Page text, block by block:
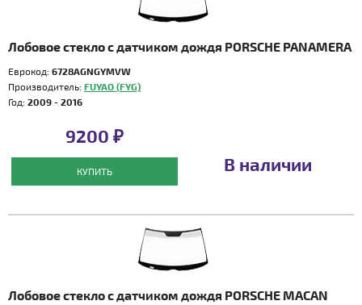
Лобовое стекло с датчиком дождя PORSCHE PANAMERA
Еврокод: 6728AGNGYMVW
Производитель: FUYAO (FYG)
Год: 2009 - 2016
9200 ₽
КУПИТЬ В наличии
Лобовое стекло с датчиком дождя PORSCHE MACAN